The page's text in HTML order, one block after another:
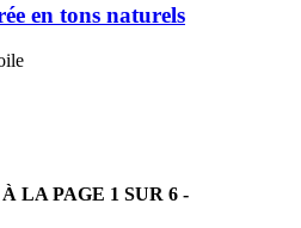
en tons naturels
LA PAGE 1 SUR 6 -